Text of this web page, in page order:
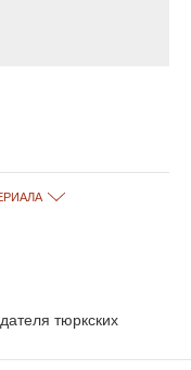
тюркских